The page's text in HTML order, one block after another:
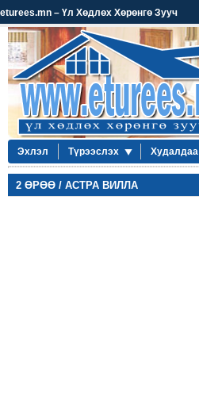
eturees.mn – Үл Хөдлөх Хөрөнгө Зууч
Эхлэл Түрээслэх Худалдаа
2 ӨРӨӨ / АСТРА ВИЛЛА